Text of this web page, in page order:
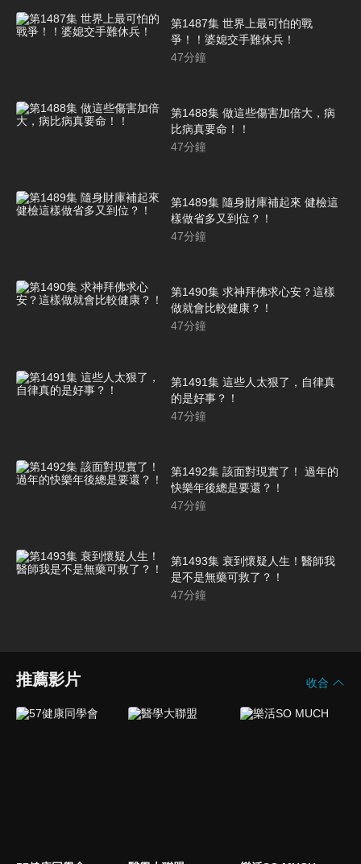
第1487集 世界上最可怕的戰
爭！！婆媳交手難休兵！
47分鐘
第1488集 做這些傷害加倍大，病
比病真要命！！
47分鐘
第1489集 隨身財庫補起來 健檢這
樣做省多又到位？！
47分鐘
第1490集 求神拜佛求心安？這樣
做就會比較健康？！
47分鐘
第1491集 這些人太狠了，自律真
的是好事？！
47分鐘
第1492集 該面對現實了！ 過年的
快樂年後總是要還？！
47分鐘
第1493集 衰到懷疑人生！醫師我
是不是無藥可救了？！
47分鐘
推薦影片 收合